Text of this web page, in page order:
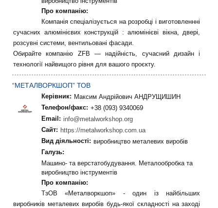
Про компанію:
Компанія спеціалізується на розробці і виготовленнні
сучасних алюмінієвих конструкцій : алюмінієві вікна, двері,
розсувні системи, вентильовані фасади.
Обирайте компанію ZFB — надійність, сучасний дизайн і
технології найвищого рівня для вашого проєкту.
“МЕТАЛВОРКШОП” ТОВ
Керівник: Максим Андрійович АНДРУЩИШИН
Телефон/факс: +38 (093) 9340069
Email: info@metalworkshop.org
Сайт: https://metalworkshop.com.ua
Вид діяльності: виробництво металевих виробів
Галузь:
Машино- та верстатобудування. Металообробка та
виробництво інструментів
Про компанію:
ТзОВ «Металворкшоп» - один із найбільших
виробників металевих виробів будь-якої складності на заході